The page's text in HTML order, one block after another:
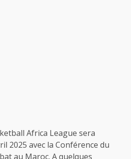
Africa League sera
2025 avec la Conférence du
au Maroc. A quelques